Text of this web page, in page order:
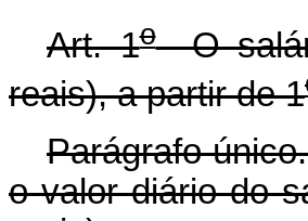
Art. 1oO
reais), a partir de 1
Parágrafo
o valor diário do